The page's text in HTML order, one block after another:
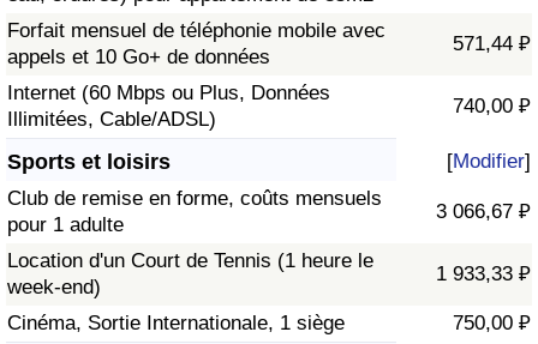
Forfait mensuel de téléphonie mobile avec
appels et 10 Go+ de données
571,44 ₽
Internet (60 Mbps ou Plus, Données
Illimitées, Cable/ADSL)
740,00 ₽
Sports et loisirs [Modifier]
Club de remise en forme, coûts mensuels
pour 1 adulte
3 066,67 ₽
Location d'un Court de Tennis (1 heure le
week-end)
1 933,33 ₽
Cinéma, Sortie Internationale, 1 siège 750,00 ₽